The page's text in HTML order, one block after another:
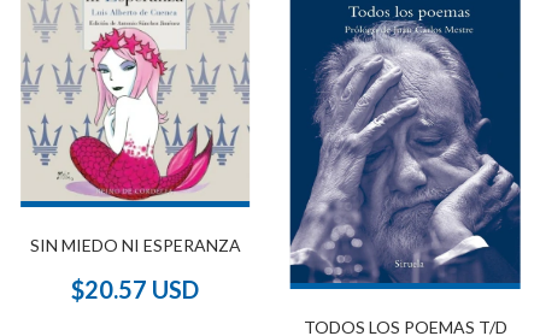
SIN MIEDO NI ESPERANZA
$20.57 USD
TODOS LOS POEMAS T/D